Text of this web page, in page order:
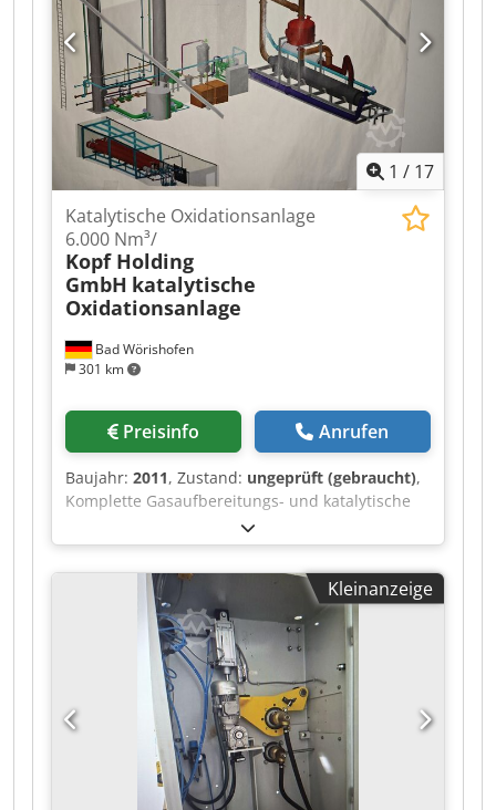
1 / 17
Bad Wörishofen
301 km
Katalytische Oxidationsanlage
6.000 Nm³/
Kopf Holding
GmbH katalytische
Oxidationsanlage
Preisinfo Anrufen
Baujahr: 2011, Zustand: ungeprüft (gebraucht),
Komplette Gasaufbereitungs- und katalytische
Oxidationsanlage mit Wärmerückgewinnung –
Baujahr 2011 Im Kundenauftrag bieten wir eine
hochwertige industrielle Gasaufbereitungs- und
katalytische Oxidationsanlage zum Verkauf an.
Die Anlage wurde ursprünglich für die
Behandlung methan-, schwefelwasserstoff- und
kohlenwasserstoffhaltiger Gasströme aus einer
geothermischen Anwendung geplant und
errichtet. Sie befindet sich noch vollständig im
aufgebauten Zustand und kann nach
Terminvereinbarung besichtigt werden. Die
Anlage wurde im Jahr 2015 im funktionsfähigen
Zustand außer Betrieb genommen und
Kleinanzeige